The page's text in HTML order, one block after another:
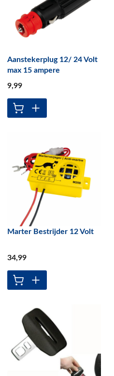
Aanstekerplug 12/ 24 Volt
max 15 ampere
9,99
Marter Bestrijder 12 Volt
34,99